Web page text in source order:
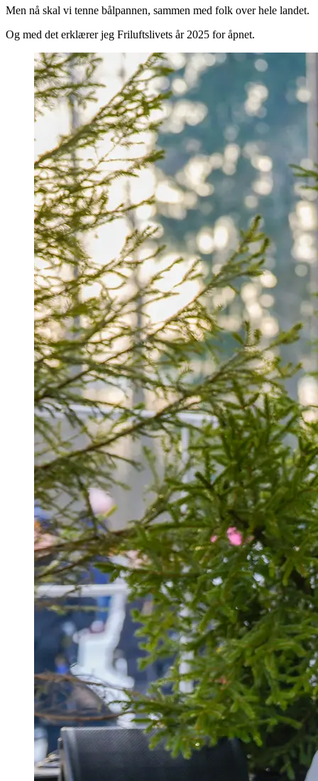
Men nå skal vi tenne bålpannen, sammen med folk over hele landet.
Og med det erklærer jeg Friluftslivets år 2025 for åpnet.